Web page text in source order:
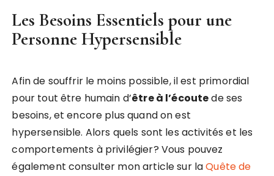
Les Besoins Essentiels pour une
Personne Hypersensible
Afin de souffrir le moins possible, il est primordial
pour tout être humain d’être à l’écoutede ses
besoins, et encore plus quand on est
hypersensible. Alors quels sont les activités et les
comportements à privilégier? Vous pouvez
également consulter mon article sur laQuête de